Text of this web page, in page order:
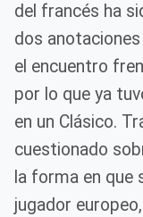
del francés ha
dos
el encuentro
por lo que ya
en un Clásico.
cuestionado
la forma en que
jugador